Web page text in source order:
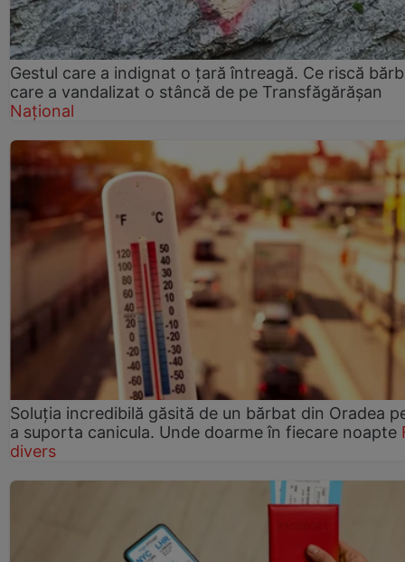
Gestul care a indignat o țară întreagă. Ce riscă
care a vandalizat o stâncă de pe Transfăgărășan
Național
Soluția incredibilă găsită de un bărbat din Oradea
a suporta canicula. Unde doarme în fiecare noapte
divers